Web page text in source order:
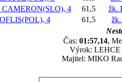
CAMERON(SLO), 4 61,5
žk.
OFLIS(POL), 4 61,5
Čas: 01:57,14,
Výrok: LEHCE
Majitel: MIKO